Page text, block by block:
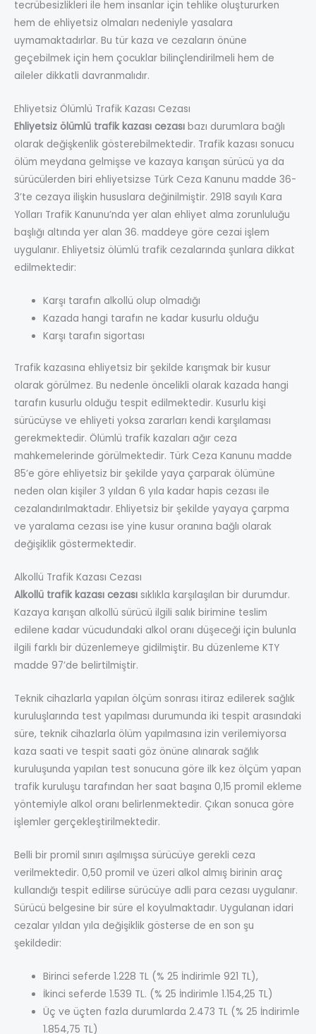
tecrübesizlikleri ile hem insanlar için tehlike oluştururken
hem de ehliyetsiz olmaları nedeniyle yasalara
uymamaktadırlar. Bu tür kaza ve cezaların önüne
geçebilmek için hem çocuklar bilinçlendirilmeli hem de
aileler dikkatli davranmalıdır.
Ehliyetsiz Ölümlü Trafik Kazası Cezası
Ehliyetsiz ölümlü trafik kazası cezası bazı durumlara bağlı
olarak değişkenlik gösterebilmektedir. Trafik kazası sonucu
ölüm meydana gelmişse ve kazaya karışan sürücü ya da
sürücülerden biri ehliyetsizse Türk Ceza Kanunu madde 36-
3’te cezaya ilişkin hususlara değinilmiştir. 2918 sayılı Kara
Yolları Trafik Kanunu’nda yer alan ehliyet alma zorunluluğu
başlığı altında yer alan 36. maddeye göre cezai işlem
uygulanır. Ehliyetsiz ölümlü trafik cezalarında şunlara dikkat
edilmektedir:
Karşı tarafın alkollü olup olmadığı
Kazada hangi tarafın ne kadar kusurlu olduğu
Karşı tarafın sigortası
Trafik kazasına ehliyetsiz bir şekilde karışmak bir kusur
olarak görülmez. Bu nedenle öncelikli olarak kazada hangi
tarafın kusurlu olduğu tespit edilmektedir. Kusurlu kişi
sürücüyse ve ehliyeti yoksa zararları kendi karşılaması
gerekmektedir. Ölümlü trafik kazaları ağır ceza
mahkemelerinde görülmektedir. Türk Ceza Kanunu madde
85’e göre ehliyetsiz bir şekilde yaya çarparak ölümüne
neden olan kişiler 3 yıldan 6 yıla kadar hapis cezası ile
cezalandırılmaktadır. Ehliyetsiz bir şekilde yayaya çarpma
ve yaralama cezası ise yine kusur oranına bağlı olarak
değişiklik göstermektedir.
Alkollü Trafik Kazası Cezası
Alkollü trafik kazası cezası sıklıkla karşılaşılan bir durumdur.
Kazaya karışan alkollü sürücü ilgili salık birimine teslim
edilene kadar vücudundaki alkol oranı düşeceği için bulunla
ilgili farklı bir düzenlemeye gidilmiştir. Bu düzenleme KTY
madde 97’de belirtilmiştir.
Teknik cihazlarla yapılan ölçüm sonrası itiraz edilerek sağlık
kuruluşlarında test yapılması durumunda iki tespit arasındaki
süre, teknik cihazlarla ölüm yapılmasına izin verilemiyorsa
kaza saati ve tespit saati göz önüne alınarak sağlık
kuruluşunda yapılan test sonucuna göre ilk kez ölçüm yapan
trafik kuruluşu tarafından her saat başına 0,15 promil ekleme
yöntemiyle alkol oranı belirlenmektedir. Çıkan sonuca göre
işlemler gerçekleştirilmektedir.
Belli bir promil sınırı aşılmışsa sürücüye gerekli ceza
verilmektedir. 0,50 promil ve üzeri alkol almış birinin araç
kullandığı tespit edilirse sürücüye adli para cezası uygulanır.
Sürücü belgesine bir süre el koyulmaktadır. Uygulanan idari
cezalar yıldan yıla değişiklik gösterse de en son şu
şekildedir:
Birinci seferde 1.228 TL (% 25 İndirimle 921 TL),
İkinci seferde 1.539 TL. (% 25 İndirimle 1.154,25 TL)
Üç ve üçten fazla durumlarda 2.473 TL (% 25 İndirimle
1.854,75 TL)